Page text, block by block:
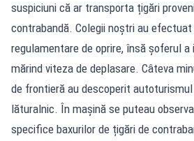
suspiciuni că ar transporta țigări
contrabandă. Colegii noștri au
regulamentare de oprire, însă șoferul
mărind viteza de deplasare. Câteva
de frontieră au descoperit
lăturalnic. În mașină se puteau
specifice baxurilor de țigări de